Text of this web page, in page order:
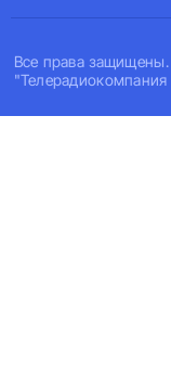
Все права